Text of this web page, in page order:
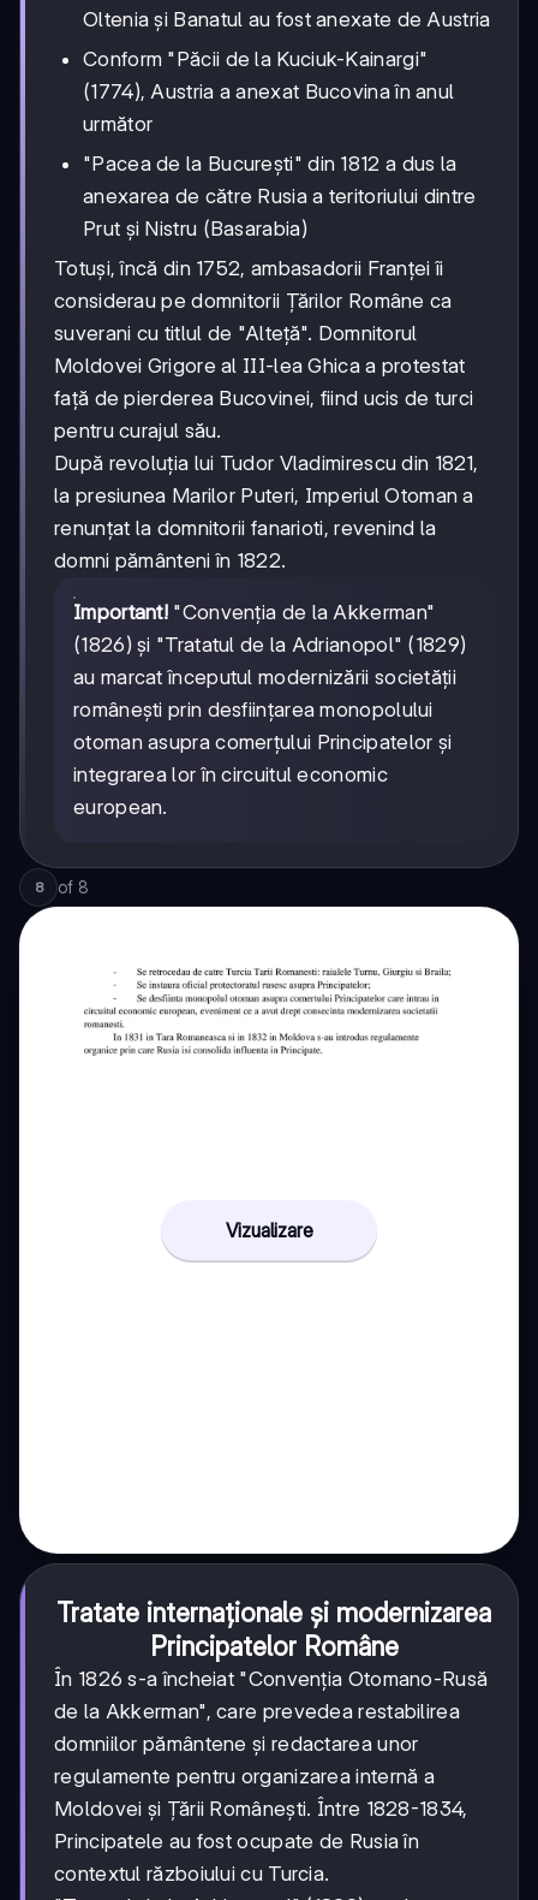
Oltenia și Banatul au fost anexate de Austria
Conform "Păcii de la Kuciuk-Kainargi"
(1774), Austria a anexat Bucovina în anul
următor
"Pacea de la București" din 1812 a dus la
anexarea de către Rusia a teritoriului dintre
Prut și Nistru (Basarabia)
Totuși, încă din 1752, ambasadorii Franței îi
considerau pe domnitorii Țărilor Române ca
suverani cu titlul de "Alteță". Domnitorul
Moldovei Grigore al III-lea Ghica a protestat
față de pierderea Bucovinei, fiind ucis de turci
pentru curajul său.
După revoluția lui Tudor Vladimirescu din 1821,
la presiunea Marilor Puteri, Imperiul Otoman a
renunțat la domnitorii fanarioti, revenind la
domni pământeni în 1822.
Important! "Convenția de la Akkerman"
(1826) și "Tratatul de la Adrianopol" (1829)
au marcat începutul modernizării societății
românești prin desființarea monopolului
otoman asupra comerțului Principatelor și
integrarea lor în circuitul economic
european.
8 of 8
Vizualizare
Tratate internaționale și modernizarea
Principatelor Române
În 1826 s-a încheiat "Convenția Otomano-Rusă
de la Akkerman", care prevedea restabilirea
domniilor pământene și redactarea unor
regulamente pentru organizarea internă a
Moldovei și Țării Românești. Între 1828-1834,
Principatele au fost ocupate de Rusia în
contextul războiului cu Turcia.